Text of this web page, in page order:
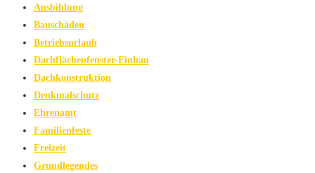
Ausbildung
Bauschäden
Betriebsurlaub
Dachflächenfenster-Einbau
Dachkonstruktion
Denkmalschutz
Ehrenamt
Familienfeste
Freizeit
Grundlegendes